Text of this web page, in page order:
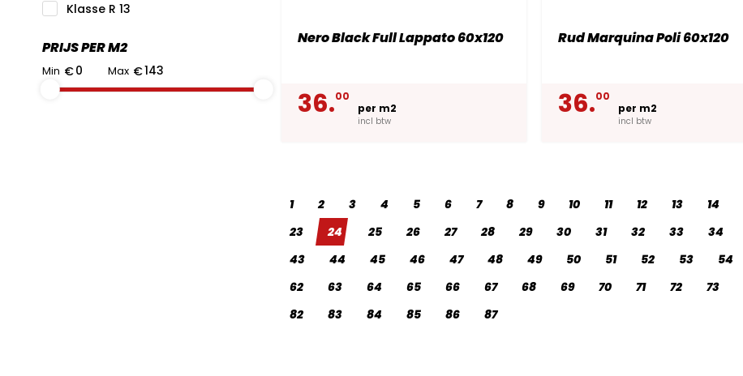
Klasse R 13
PRIJS PER M2
Min € Max €
Nero Black Full Lappato 60x120
36.00
per m2
incl btw
Rud Marquina Poli 60x120
36.00
per m2
incl btw
1 2 3 4 5 6 7 8 9 10 11 12 13 14
23
24 25 26 27 28 29 30 31 32 33 34
43
44 45 46 47 48 49 50 51 52 53 54
62
63 64 65 66 67 68 69 70 71 72 73
82
83 84 85 86 87